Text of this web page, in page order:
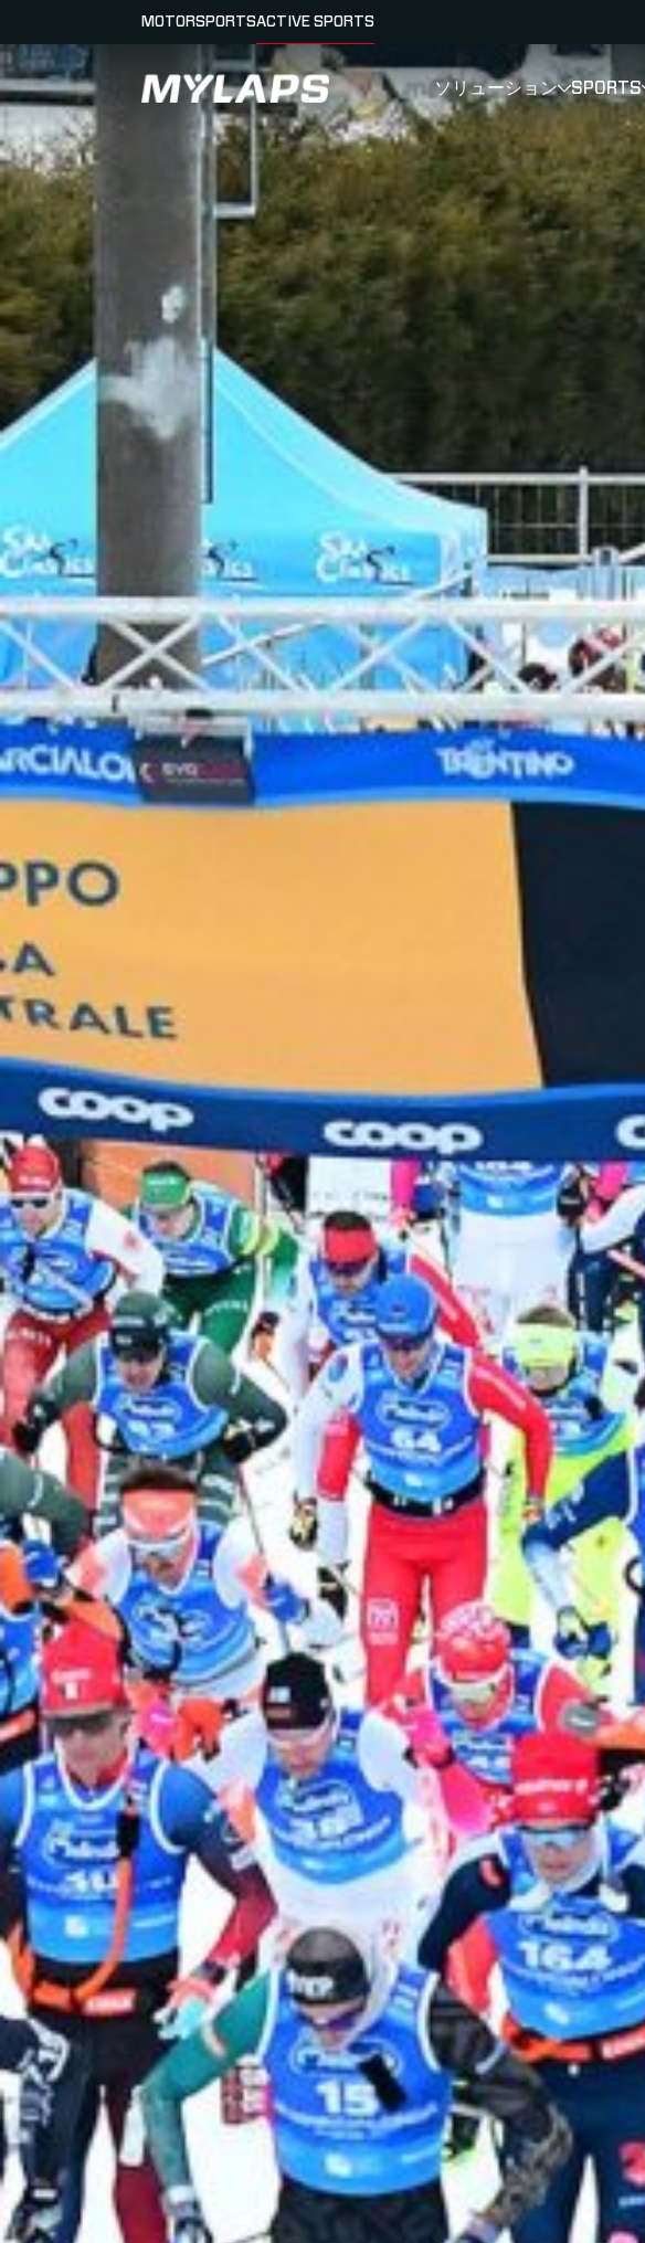
LOGO MYLAPS - JAPAN ソリューション SHOW
SPORTS
MOTORSPORTSACTIVE SPORTS